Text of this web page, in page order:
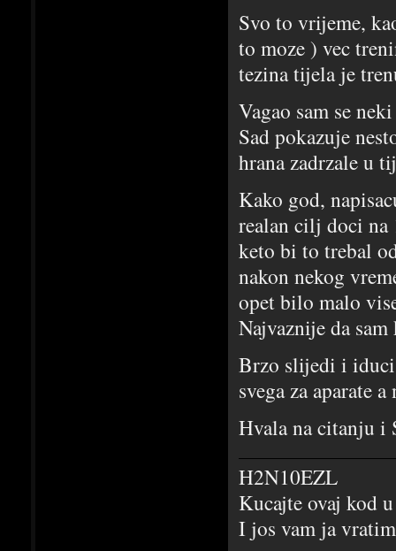
Svo to vrijeme,
to moze ) vec
tezina tijela je
Vagao sam se
Sad pokazuje
hrana zadrzale u
Kako god,
realan cilj doci na
keto bi to trebal
nakon nekog
opet bilo malo
Najvaznije da
Brzo slijedi i
svega za aparate
Hvala na citanju i
H2N10EZL
Kucajte ovaj kod
I jos vam ja